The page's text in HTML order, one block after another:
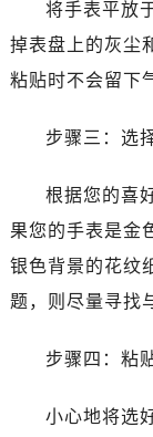
将手表平放
掉表盘上的灰尘
粘贴时不会留下
步骤三：选
根据您的喜
果您的手表是金
银色背景的花纹
题，则尽量寻找
步骤四：粘
小心地将选